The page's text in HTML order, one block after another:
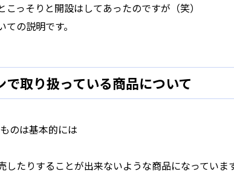
っそりと開設はしてあったのですが（笑）
の説明です。
取り扱っている商品について
のは基本的には
たりすることが出来ないような商品になっています